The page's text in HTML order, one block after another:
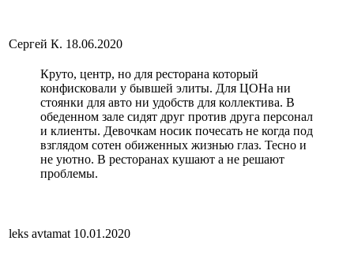
Сергей К. 18.06.2020
Круто, центр, но для ресторана который
конфисковали у бывшей элиты. Для ЦОНа ни
стоянки для авто ни удобств для коллектива. В
обеденном зале сидят друг против друга персонал
и клиенты. Девочкам носик почесать не когда под
взглядом сотен обиженных жизнью глаз. Тесно и
не уютно. В ресторанах кушают а не решают
проблемы.
leks avtamat 10.01.2020